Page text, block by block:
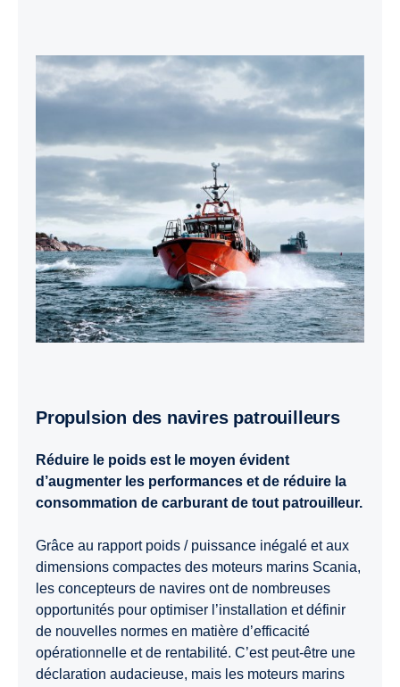
Propulsion des navires patrouilleurs
Réduire le poids est le moyen évident
d’augmenter les performances et de réduire la
consommation de carburant de tout patrouilleur.
Grâce au rapport poids / puissance inégalé et aux
dimensions compactes des moteurs marins Scania,
les concepteurs de navires ont de nombreuses
opportunités pour optimiser l’installation et définir
de nouvelles normes en matière d’efficacité
opérationnelle et de rentabilité. C’est peut-être une
déclaration audacieuse, mais les moteurs marins